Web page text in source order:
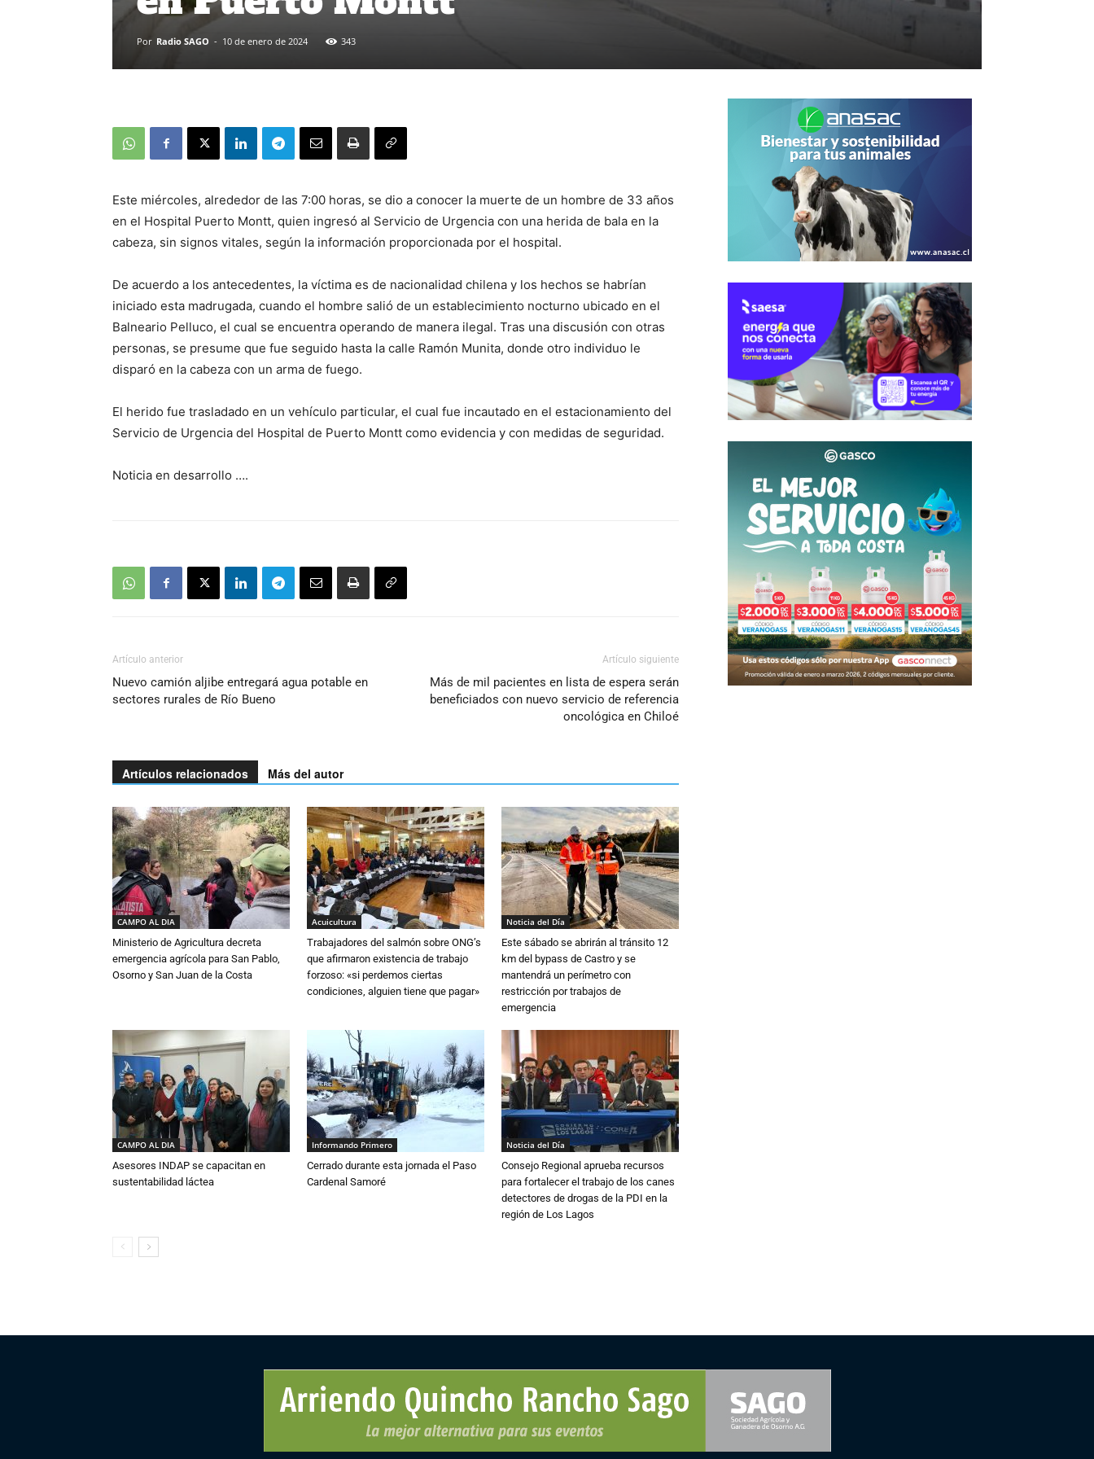
Por Radio SAGO - 10 de enero de 2024 343
Este miércoles, alrededor de las 7:00 horas, se dio a conocer la muerte de un hombre de 33 años
en el Hospital Puerto Montt, quien ingresó al Servicio de Urgencia con una herida de bala en la
cabeza, sin signos vitales, según la información proporcionada por el hospital.
De acuerdo a los antecedentes, la víctima es de nacionalidad chilena y los hechos se habrían
iniciado esta madrugada, cuando el hombre salió de un establecimiento nocturno ubicado en el
Balneario Pelluco, el cual se encuentra operando de manera ilegal. Tras una discusión con otras
personas, se presume que fue seguido hasta la calle Ramón Munita, donde otro individuo le
disparó en la cabeza con un arma de fuego.
El herido fue trasladado en un vehículo particular, el cual fue incautado en el estacionamiento del
Servicio de Urgencia del Hospital de Puerto Montt como evidencia y con medidas de seguridad.
Noticia en desarrollo ….
Artículo anterior
Nuevo camión aljibe entregará agua potable en
sectores rurales de Río Bueno
Artículo siguiente
Más de mil pacientes en lista de espera serán
beneficiados con nuevo servicio de referencia
oncológica en Chiloé
Artículos relacionados Más del autor
CAMPO AL DIA
Ministerio de Agricultura decreta
emergencia agrícola para San Pablo,
Osorno y San Juan de la Costa
Acuicultura
Trabajadores del salmón sobre ONG’s
que afirmaron existencia de trabajo
forzoso: «si perdemos ciertas
condiciones, alguien tiene que pagar»
Noticia del Día
Este sábado se abrirán al tránsito 12
km del bypass de Castro y se
mantendrá un perímetro con
restricción por trabajos de
emergencia
CAMPO AL DIA
Asesores INDAP se capacitan en
sustentabilidad láctea
Informando Primero
Cerrado durante esta jornada el Paso
Cardenal Samoré
Noticia del Día
Consejo Regional aprueba recursos
para fortalecer el trabajo de los canes
detectores de drogas de la PDI en la
región de Los Lagos